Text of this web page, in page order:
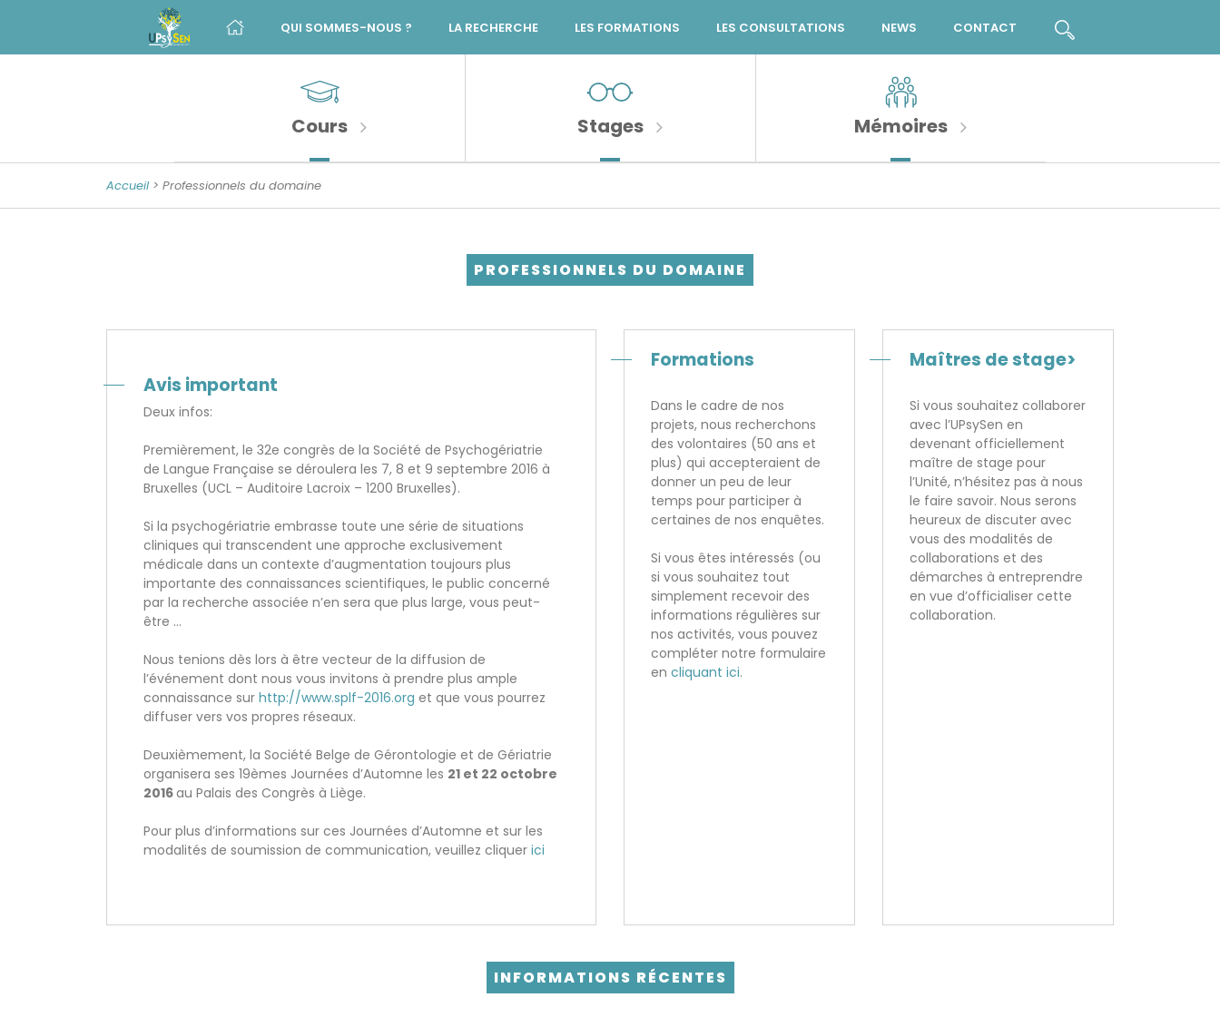
QUI SOMMES-NOUS ? LA RECHERCHE LES FORMATIONS LES CONSULTATIONS NEWS CONTACT
de
Sénescence
Cours Stages Mémoires
Accueil > Professionnels du domaine
PROFESSIONNELS DU DOMAINE
Avis important
Deux infos:
Premièrement, le 32e congrès de la Société de Psychogériatrie
de Langue Française se déroulera les 7, 8 et 9 septembre 2016 à
Bruxelles (UCL – Auditoire Lacroix – 1200 Bruxelles).
Si la psychogériatrie embrasse toute une série de situations
cliniques qui transcendent une approche exclusivement
médicale dans un contexte d’augmentation toujours plus
importante des connaissances scientifiques, le public concerné
par la recherche associée n’en sera que plus large, vous peut-
être …
Nous tenions dès lors à être vecteur de la diffusion de
l’événement dont nous vous invitons à prendre plus ample
connaissance sur http://www.splf-2016.org et que vous pourrez
diffuser vers vos propres réseaux.
Deuxièmement, la Société Belge de Gérontologie et de Gériatrie
organisera ses 19èmes Journées d’Automne les 21 et 22 octobre
2016au Palais des Congrès à Liège.
Pour plus d’informations sur ces Journées d’Automne et sur les
modalités de soumission de communication, veuillez cliquer ici
Formations
Dans le cadre de nos
projets, nous recherchons
des volontaires (50 ans et
plus) qui accepteraient de
donner un peu de leur
temps pour participer à
certaines de nos enquêtes.
Si vous êtes intéressés (ou
si vous souhaitez tout
simplement recevoir des
informations régulières sur
nos activités, vous pouvez
compléter notre formulaire
en cliquant ici.
Maîtres de stage>
Si vous souhaitez collaborer
avec l’UPsySen en
devenant officiellement
maître de stage pour
l’Unité, n’hésitez pas à nous
le faire savoir. Nous serons
heureux de discuter avec
vous des modalités de
collaborations et des
démarches à entreprendre
en vue d’officialiser cette
collaboration.
INFORMATIONS RÉCENTES